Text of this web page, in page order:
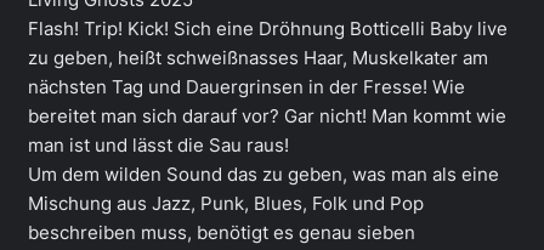
Flash! Trip! Kick! Sich eine Dröhnung Botticelli Baby live
zu geben, heißt schweißnasses Haar, Muskelkater am
nächsten Tag und Dauergrinsen in der Fresse! Wie
bereitet man sich darauf vor? Gar nicht! Man kommt wie
man ist und lässt die Sau raus!
Um dem wilden Sound das zu geben, was man als eine
Mischung aus Jazz, Punk, Blues, Folk und Pop
beschreiben muss, benötigt es genau sieben